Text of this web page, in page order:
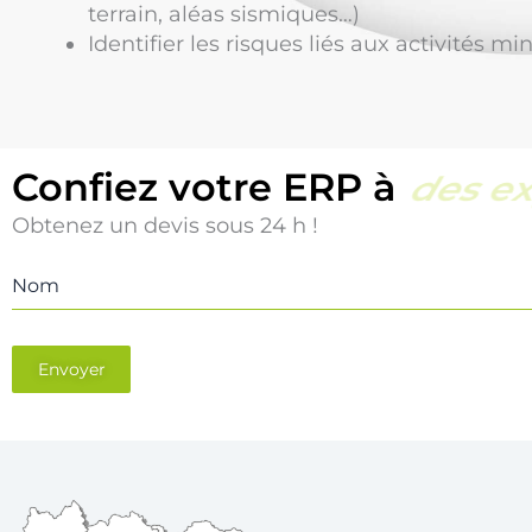
terrain, aléas sismiques…)
Identifier les risques liés aux activités
Confiez votre ERP à une
Obtenez un devis sous 24 h !
Nom
Envoyer